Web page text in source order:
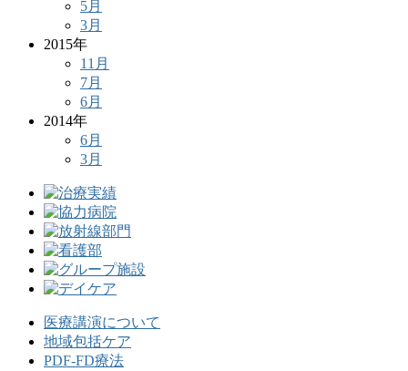
5月
3月
2015年
11月
7月
6月
2014年
6月
3月
医療講演について
地域包括ケア
PDF-FD療法